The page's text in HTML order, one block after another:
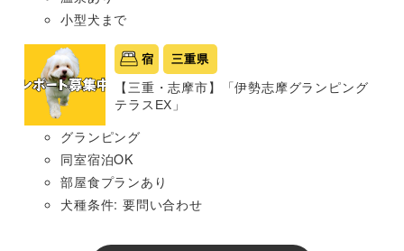
小型犬まで
宿 三重県
【三重・志摩市】「伊勢志摩グランピング
テラスEX」
グランピング
同室宿泊OK
部屋食プランあり
犬種条件: 要問い合わせ